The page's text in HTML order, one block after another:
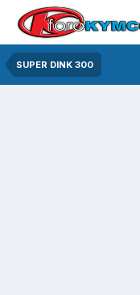
SUPER DINK 300